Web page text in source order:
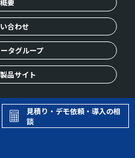
見積り・デモ依頼・導入の相
談
要
合わせ
タグループ
品サイト
All Rights Reserved.